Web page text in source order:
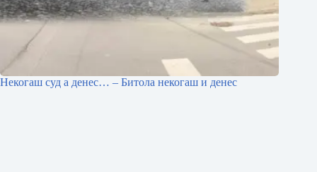
Некогаш суд а денес… – Битола некогаш и денес